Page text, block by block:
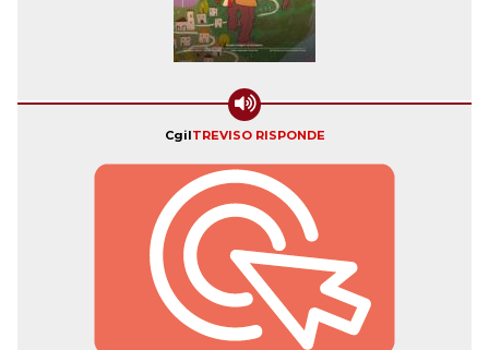
CgilTREVISO RISPONDE